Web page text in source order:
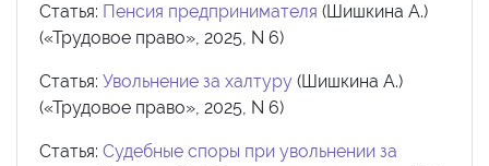
Статья: Пенсия предпринимателя (Шишкина А.)
(«Трудовое право», 2025, N 6)
Статья: Увольнение за халтуру (Шишкина А.)
(«Трудовое право», 2025, N 6)
Статья: Судебные споры при увольнении за